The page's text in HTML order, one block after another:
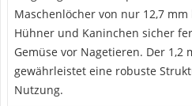
Maschenlöcher von nur 12,7
Hühner und Kaninchen sicher
Gemüse vor Nagetieren. Der 1,2
gewährleistet eine robuste
Nutzung.